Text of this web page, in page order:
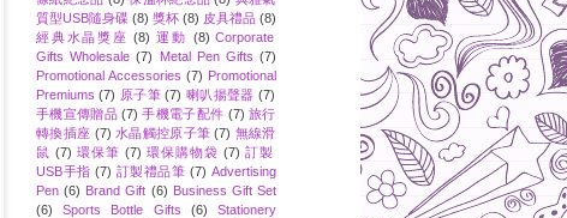
質型USB隨身碟 (8) 獎杯 (8) 皮具禮品 (8)
經典水晶獎座 (8) 運動 (8) Corporate
Gifts Wholesale (7) Metal Pen Gifts (7)
Promotional Accessories (7) Promotional
Premiums (7) 原子筆 (7) 喇叭揚聲器 (7)
手機宣傳贈品 (7) 手機電子配件 (7) 旅行
轉換插座 (7) 水晶觸控原子筆 (7) 無線滑
鼠 (7) 環保筆 (7) 環保購物袋 (7) 訂製
USB手指 (7) 訂製禮品筆 (7) Advertising
Pen (6) Brand Gift (6) Business Gift Set
(6)
Sports Bottle Gifts (6)
Stationery